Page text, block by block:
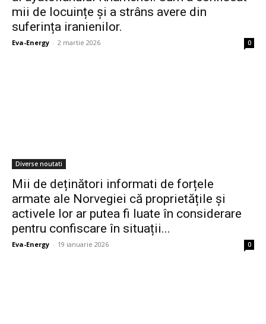
mii de locuințe și a strâns avere din
suferința iranienilor.
Eva-Energy - 2 martie 2026 0
Diverse noutati
Mii de deținători informati de forțele
armate ale Norvegiei că proprietățile și
activele lor ar putea fi luate în considerare
pentru confiscare în situații...
Eva-Energy - 19 ianuarie 2026 0